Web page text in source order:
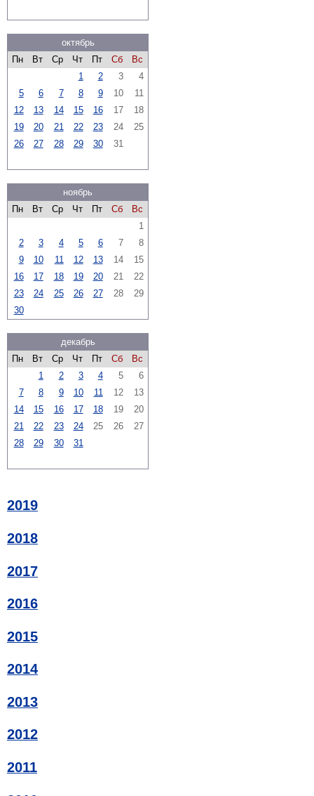
октябрь
Пн
Вт Ср Чт Пт Сб
Вс
1
2 3
4
5
6 7 8 9 10
11
12
13 14 15 16 17
18
19
20 21 22 23 24
25
26
27 28 29 30 31
ноябрь
Пн
Вт Ср Чт Пт Сб
Вс
1
2
3 4 5 6 7
8
9
10 11 12 13 14
15
16
17 18 19 20 21
22
23
24 25 26 27 28
29
30
декабрь
Пн
Вт Ср Чт Пт Сб
Вс
1
2 3 4 5
6
7
8 9 10 11 12
13
14
15 16 17 18 19
20
21
22 23 24 25 26
27
28
29 30 31
2019
2018
2017
2016
2015
2014
2013
2012
2011